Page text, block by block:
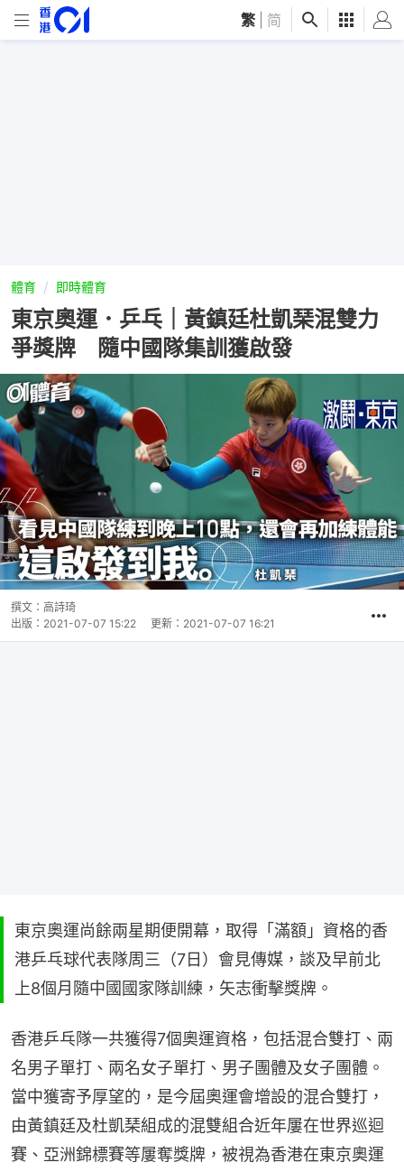
繁 简
體育 即時體育
東京奧運．乒乓｜黃鎮廷杜凱琹混雙力
爭獎牌 隨中國隊集訓獲啟發
撰文： 高詩琦
出版： 2021-07-07 15:22 更新： 2021-07-07 16:21
東京奧運尚餘兩星期便開幕，取得「滿額」資格的香
港乒乓球代表隊周三（7日）會見傳媒，談及早前北
上8個月隨中國國家隊訓練，矢志衝擊獎牌。
香港乒乓隊一共獲得7個奧運資格，包括混合雙打、兩
名男子單打、兩名女子單打、男子團體及女子團體。
當中獲寄予厚望的，是今屆奧運會增設的混合雙打，
由黃鎮廷及杜凱琹組成的混雙組合近年屢在世界巡迴
賽、亞洲錦標賽等屢奪獎牌，被視為香港在東京奧運